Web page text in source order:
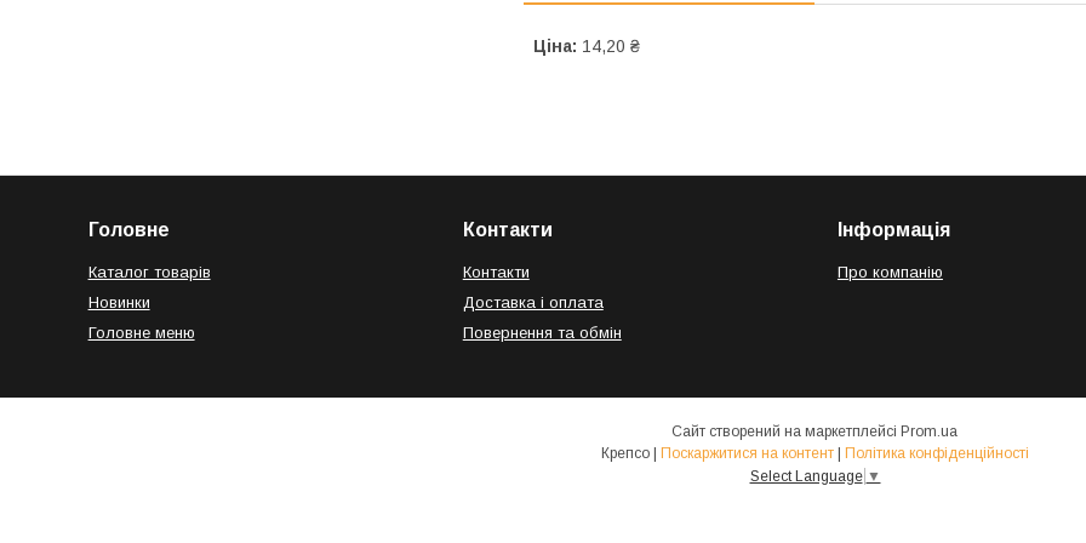
Ціна: 14,20 ₴
Головне
Каталог товарів
Новинки
Головне меню
Контакти
Контакти
Доставка і оплата
Повернення та обмін
Інформація
Про компанію
Сайт створений на маркетплейсі Prom.ua
Крепсо | Поскаржитися на контент | Політика конфіденційності
Select Language ▼